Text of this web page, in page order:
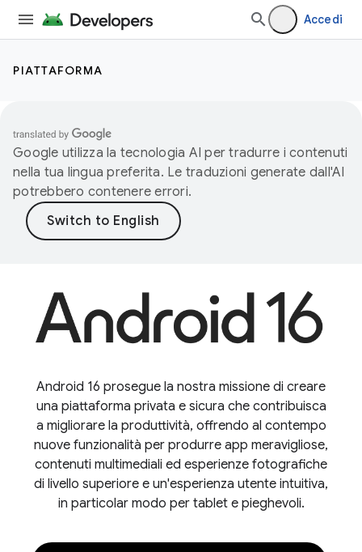
Accedi
PIATTAFORMA
Google utilizza la tecnologia AI per tradurre i contenuti
nella tua lingua preferita. Le traduzioni generate dall'AI
potrebbero contenere errori.
Android 16 prosegue la nostra missione di creare
una piattaforma privata e sicura che contribuisca
a migliorare la produttività, offrendo al contempo
nuove funzionalità per produrre app meravigliose,
contenuti multimediali ed esperienze fotografiche
di livello superiore e un'esperienza utente intuitiva,
in particolar modo per tablet e pieghevoli.